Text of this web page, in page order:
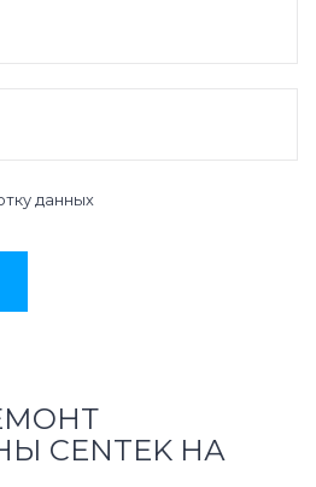
данных
CENTEK НА